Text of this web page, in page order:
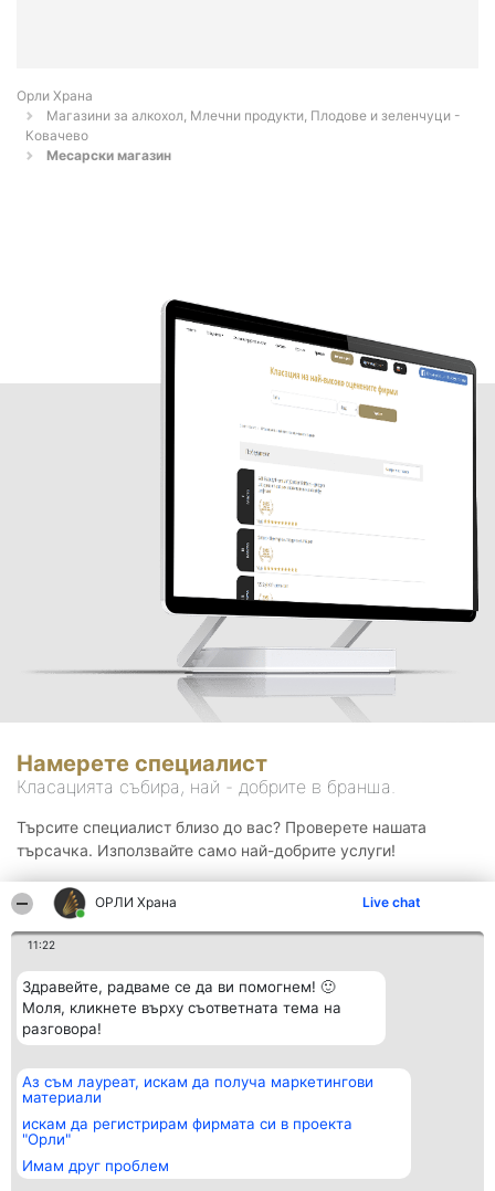
ОРЛИ Храна Live chat
11:22
Здравейте, радваме се да ви помогнем! 🙂
Моля, кликнете върху съответната тема на
разговора!
Аз съм лауреат, искам да получа маркетингови
материали
искам да регистрирам фирмата си в проекта
"Орли"
Имам друг проблем
Орли Храна
Магазини за алкохол, Млечни продукти, Плодове и зеленчуци -
Ковачево
Месарски магазин
Намерете специалист
Класацията събира, най - добрите в бранша.
Търсите специалист близо до вас? Проверете нашата
търсачка. Използвайте само най-добрите услуги!
Организатор на
класиране
BulevardulAleea Timișul De
Sus Nr. 2, Bl. A30, Sc. A, Et.
4, Ap. 13
București 53-238
Класация
всички
Статут/Устав
Контакти